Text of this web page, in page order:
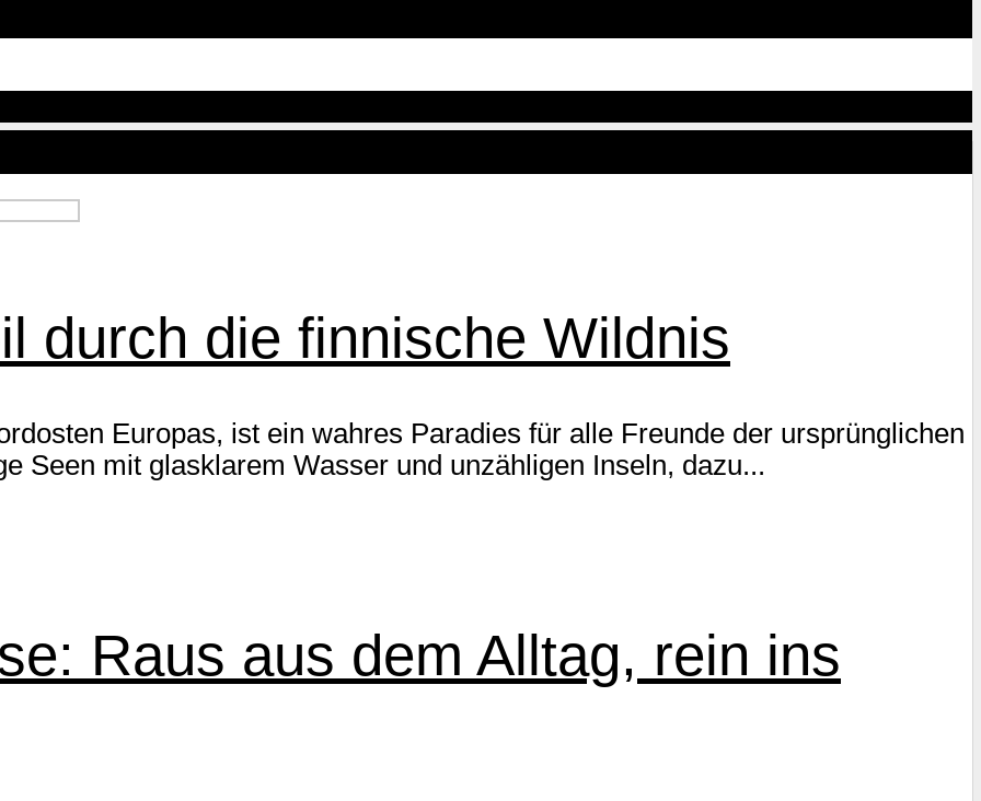
durch die finnische Wildnis
Europas, ist ein wahres Paradies für alle Freunde der ursprünglichen
Seen mit glasklarem Wasser und unzähligen Inseln, dazu...
Raus aus dem Alltag, rein ins